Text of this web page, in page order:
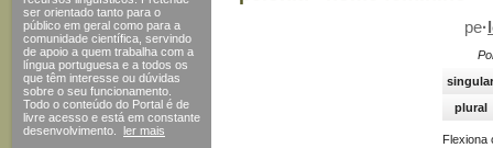
ser orientado tanto para o
público em geral como para a
comunidade científica, servindo
de apoio a quem trabalha com a
língua portuguesa e a todos os
que têm interesse ou dúvidas
sobre o seu funcionamento.
Todo o conteúdo do Portal é de
livre acesso e está em constante
desenvolvimento.
ler mais
pe·
singular
plural
Flexiona